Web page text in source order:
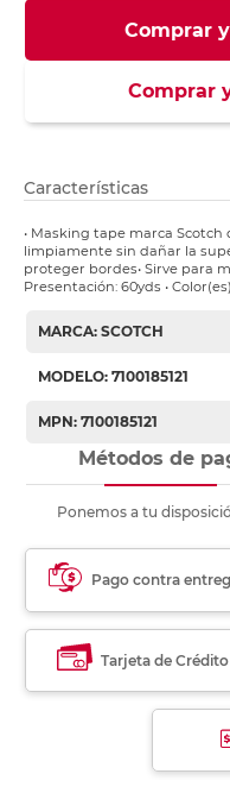
Comprar
Comprar
Características
• Masking tape marca
limpiamente sin dañar la
proteger bordes• Sirve para
Presentación: 60yds •
MARCA: SCOTCH
MODELO: 7100185121
MPN: 7100185121
Métodos de
Ponemos a tu
Pago contra
Tarjeta de Crédito